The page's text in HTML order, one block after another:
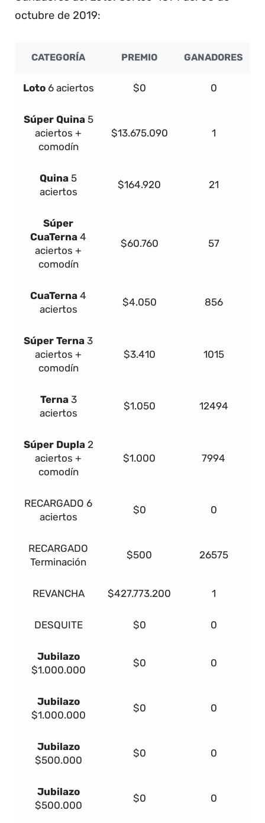
octubre de 2019:
CATEGORÍA PREMIO GANADORES
Loto 6 aciertos $0 0
Súper Quina 5
aciertos +
comodín
$13.675.090 1
Quina 5
aciertos
$164.920 21
Súper
CuaTerna 4
aciertos +
comodín
$60.760 57
CuaTerna 4
aciertos
$4.050 856
Súper Terna 3
aciertos +
comodín
$3.410 1015
Terna 3
aciertos
$1.050 12494
Súper Dupla 2
aciertos +
comodín
$1.000 7994
RECARGADO 6
aciertos
$0 0
RECARGADO
Terminación
$500 26575
REVANCHA $427.773.200 1
DESQUITE $0 0
Jubilazo
$1.000.000
$0 0
Jubilazo
$1.000.000
$0 0
Jubilazo
$500.000
$0 0
Jubilazo
$500.000
$0 0